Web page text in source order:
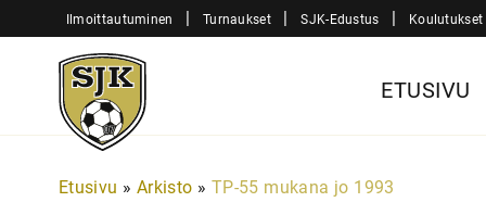
sisältöön
Ilmoittautuminen | Turnaukset | SJK-Edustus | Koulutukset
Sjk-
Juniorit
ETUSIVU
Etusivu » Arkisto » TP-55 mukana jo 1993